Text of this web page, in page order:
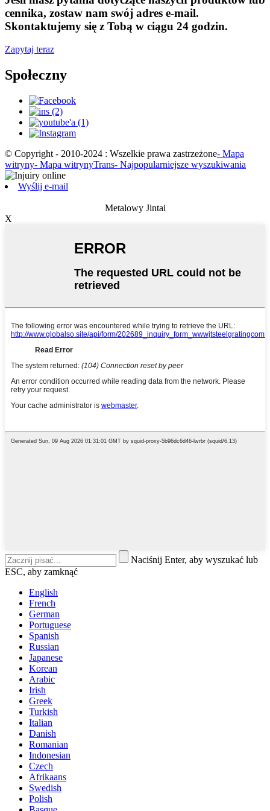
cennika, zostaw nam swój adres e-mail.
Skontaktujemy się z Tobą w ciągu 24 godzin.
Zapytaj teraz
Społeczny
© Copyright - 2010-2024 : Wszelkie prawa zastrzeżone- Mapa
witryny- Mapa witrynyTrans- Najpopularniejsze wyszukiwania
Wyślij e-mail
Metalowy Jintai
X
Naciśnij Enter, aby wyszukać lub
ESC, aby zamknąć
English
French
German
Portuguese
Spanish
Russian
Japanese
Korean
Arabic
Irish
Greek
Turkish
Italian
Danish
Romanian
Indonesian
Czech
Afrikaans
Swedish
Polish